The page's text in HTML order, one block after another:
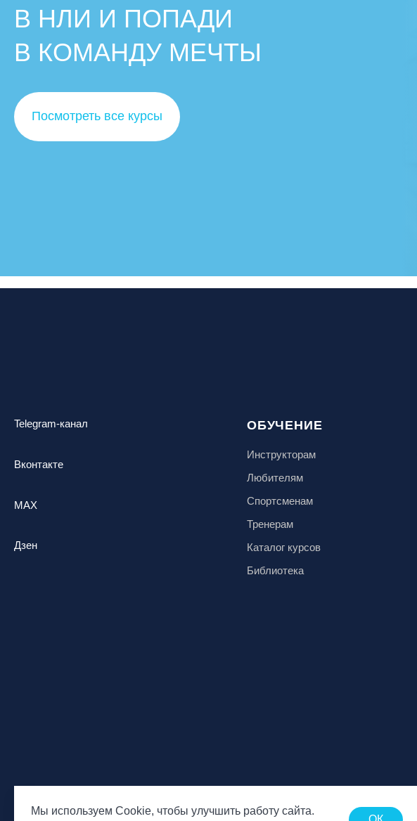
Мы используем Cookie, чтобы улучшить работу сайта.
В НЛИ И ПОПАДИ
В КОМАНДУ МЕЧТЫ
Посмотреть все курсы
Telegram-канал
Вконтакте
MAX
Дзен
ОБУЧЕНИЕ
Инструкторам
Любителям
Спортсменам
Тренерам
Каталог курсов
Библиотека